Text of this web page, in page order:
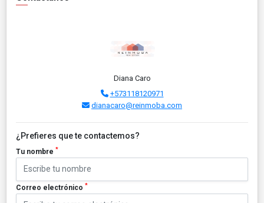
Diana Caro
+573118120971
dianacaro@reinmoba.com
¿Prefieres que te contactemos?
Tu nombre *
Correo electrónico *